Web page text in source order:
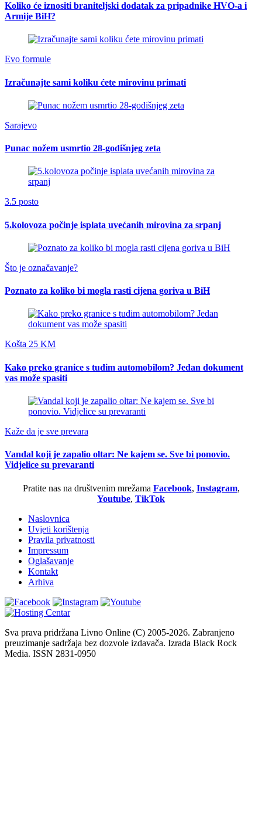
Koliko će iznositi braniteljski dodatak za pripadnike HVO-a i
Armije BiH?
Evo formule
Izračunajte sami koliku ćete mirovinu primati
Sarajevo
Punac nožem usmrtio 28-godišnjeg zeta
3.5 posto
5.kolovoza počinje isplata uvećanih mirovina za srpanj
Što je označavanje?
Poznato za koliko bi mogla rasti cijena goriva u BiH
Košta 25 KM
Kako preko granice s tuđim automobilom? Jedan dokument
vas može spasiti
Kaže da je sve prevara
Vandal koji je zapalio oltar: Ne kajem se. Sve bi ponovio.
Vidjelice su prevaranti
Pratite nas na društvenim mrežama Facebook, Instagram,
Youtube, TikTok
Naslovnica
Uvjeti korištenja
Pravila privatnosti
Impressum
Oglašavanje
Kontakt
Arhiva
Sva prava pridržana Livno Online (C) 2005-2026. Zabranjeno
preuzimanje sadržaja bez dozvole izdavača. Izrada Black Rock
Media. ISSN 2831-0950